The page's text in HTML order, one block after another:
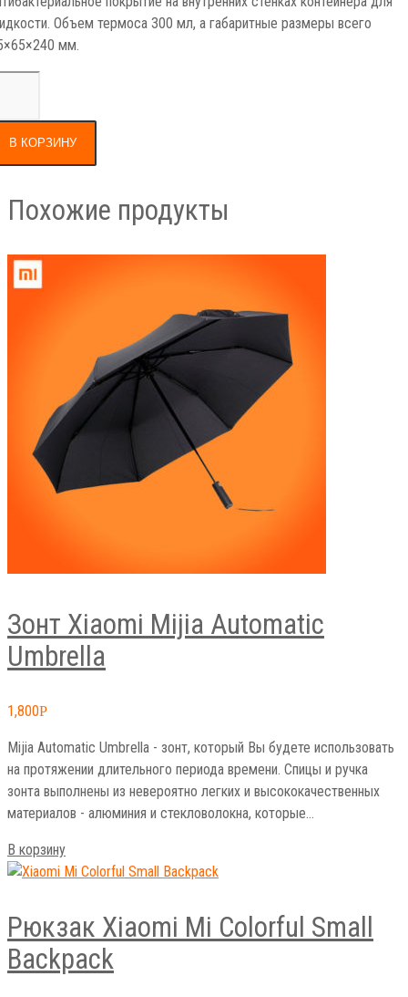
Объем термоса 300 мл, а габаритные размеры всего
мм.
В КОРЗИНУ
Похожие продукты
Зонт Xiaomi Mijia Automatic
Umbrella
1,800Р
Mijia Automatic Umbrella - зонт, который Вы будете использовать
на протяжении длительного периода времени. Спицы и ручка
зонта выполнены из невероятно легких и высококачественных
материалов - алюминия и стекловолокна, которые…
В корзину
Рюкзак Xiaomi Mi Colorful Small
Backpack